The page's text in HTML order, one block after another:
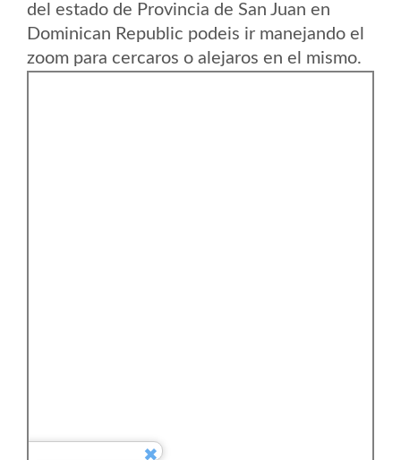
del estado de Provincia de San Juan en
Dominican Republic podeis ir manejando el
zoom para cercaros o alejaros en el mismo.